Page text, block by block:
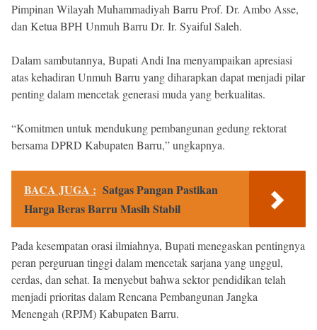
Pimpinan Wilayah Muhammadiyah Barru Prof. Dr. Ambo Asse,
dan Ketua BPH Unmuh Barru Dr. Ir. Syaiful Saleh.
Dalam sambutannya, Bupati Andi Ina menyampaikan apresiasi
atas kehadiran Unmuh Barru yang diharapkan dapat menjadi pilar
penting dalam mencetak generasi muda yang berkualitas.
“Komitmen untuk mendukung pembangunan gedung rektorat
bersama DPRD Kabupaten Barru,” ungkapnya.
BACA JUGA : Satgas Pangan Pastikan
Harga Beras Barru Masih Stabil
Pada kesempatan orasi ilmiahnya, Bupati menegaskan pentingnya
peran perguruan tinggi dalam mencetak sarjana yang unggul,
cerdas, dan sehat. Ia menyebut bahwa sektor pendidikan telah
menjadi prioritas dalam Rencana Pembangunan Jangka
Menengah (RPJM) Kabupaten Barru.